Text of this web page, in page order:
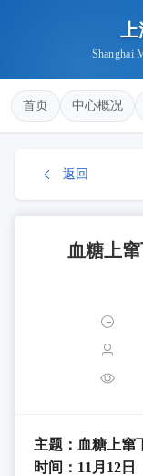
上
Shanghai
首页 中心概况
返回
血糖上
主题：血糖上窜
时间： 11月12 日